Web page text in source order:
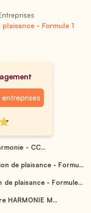
- Formule 1
- CC...
de plaisance - Formu...
plaisance - Formule...
HARMONIE M...